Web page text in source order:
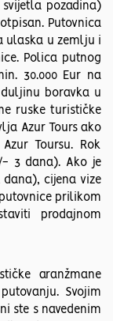
pozadina)
Putovnica
ulaska u zemlju i
Polica putnog
30.000 Eur na
boravka u
ruske turističke
Azur Tours ako
Toursu. Rok
3 dana). Ako je
cijena vize
prilikom
prodajnom
aranžmane
Svojim
ste s navedenim